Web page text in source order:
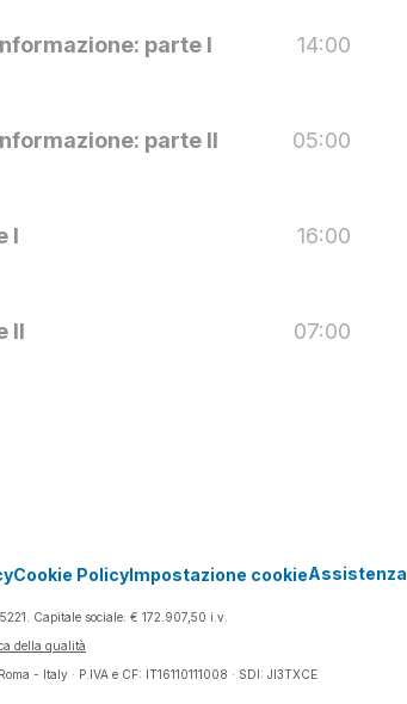
parte I 14:00
parte II 05:00
I 16:00
II 07:00
Cookie PolicyImpostazione cookieAssistenza
Capitale sociale: € 172.907,50 i.v.
della qualità
- Italy · P.IVA e CF: IT16110111008 · SDI: JI3TXCE